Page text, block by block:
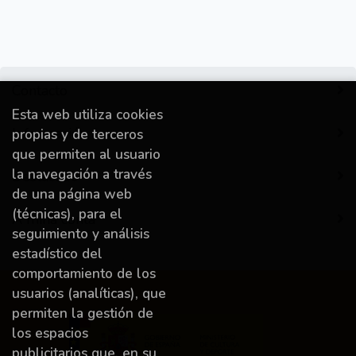
Información
Destacado
A miña conta
Esta web utiliza cookies
propias y de terceros
que permiten al usuario
la navegación a través
de una página web
(técnicas), para el
seguimiento y análisis
estadístico del
comportamiento de los
usuarios (analíticas), que
permiten la gestión de
los espacios